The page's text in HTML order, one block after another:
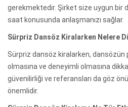
gerekmektedir. Şirket size uygun bir
saat konusunda anlaşmanızı sağlar.
Sürpriz Dansöz Kiralarken Nelere
Sürpriz dansöz kiralarken, dansözün
olmasına ve deneyimli olmasına
güvenilirliği ve referansları da göz
önemlidir.